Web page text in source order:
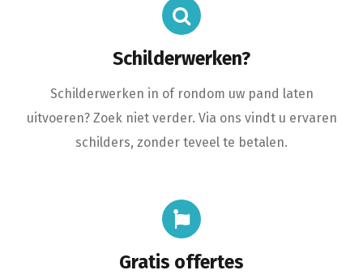
Schilderwerken?
Schilderwerken in of rondom uw pand laten
uitvoeren? Zoek niet verder. Via ons vindt u ervaren
schilders, zonder teveel te betalen.
Gratis offertes